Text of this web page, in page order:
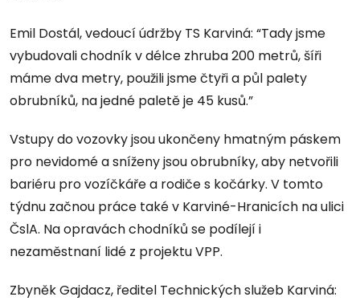
Emil Dostál, vedoucí údržby TS Karviná: “Tady jsme
vybudovali chodník v délce zhruba 200 metrů, šíři
máme dva metry, použili jsme čtyři a půl palety
obrubníků, na jedné paletě je 45 kusů.”
Vstupy do vozovky jsou ukončeny hmatným páskem
pro nevidomé a sníženy jsou obrubníky, aby netvořili
bariéru pro vozíčkáře a rodiče s kočárky. V tomto
týdnu začnou práce také v Karviné-Hranicích na ulici
ČslA. Na opravách chodníků se podílejí i
nezaměstnaní lidé z projektu VPP.
Zbyněk Gajdacz, ředitel Technických služeb Karviná: